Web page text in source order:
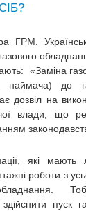
ГРМ.
«Заміна
до
дозвіл на
влади, що
які мають
роботи з
пуск